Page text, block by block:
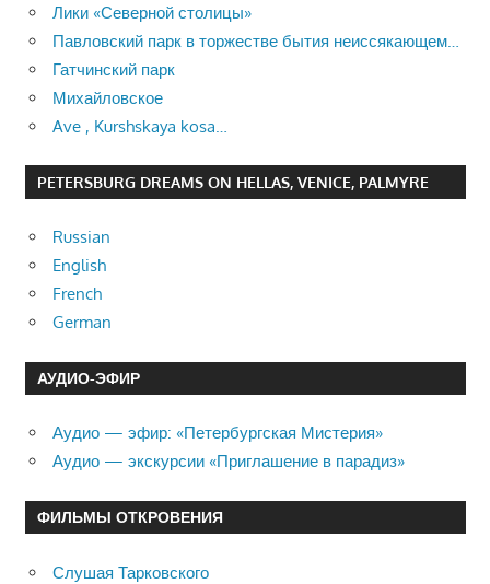
Лики «Северной столицы»
Павловский парк в торжестве бытия неиссякающем…
Гатчинский парк
Михайловское
Ave , Kurshskaya kosa…
PETERSBURG DREAMS ON HELLAS, VENICE, PALMYRE
Russian
English
French
German
АУДИО-ЭФИР
Аудио — эфир: «Петербургская Мистерия»
Аудио — экскурсии «Приглашение в парадиз»
ФИЛЬМЫ ОТКРОВЕНИЯ
Слушая Тарковского